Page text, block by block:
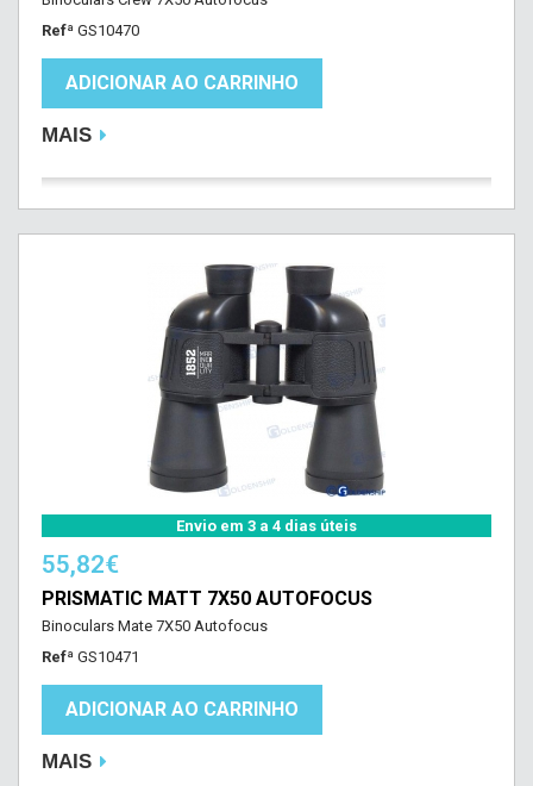
Refª GS10470
ADICIONAR AO CARRINHO
MAIS
Envio em 3 a 4 dias úteis
55,82€
PRISMATIC MATT 7X50 AUTOFOCUS
Binoculars Mate 7X50 Autofocus
Refª GS10471
ADICIONAR AO CARRINHO
MAIS